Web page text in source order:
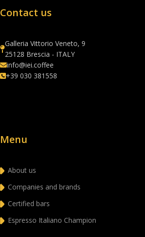
Contact us
Galleria Vittorio Veneto, 9
25128 Brescia - ITALY
info@iei.coffee
+39 030 381558
Menu
About us
Companies and brands
Certified bars
Espresso Italiano Champion